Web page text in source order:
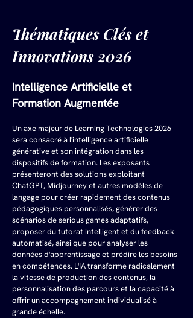
Thématiques Clés et
Innovations 2026
Intelligence Artificielle et
Formation Augmentée
Un axe majeur de Learning Technologies 2026
sera consacré à l'intelligence artificielle
générative et son intégration dans les
dispositifs de formation. Les exposants
présenteront des solutions exploitant
ChatGPT, Midjourney et autres modèles de
langage pour créer rapidement des contenus
pédagogiques personnalisés, générer des
scénarios de serious games adaptatifs,
proposer du tutorat intelligent et du feedback
automatisé, ainsi que pour analyser les
données d'apprentissage et prédire les besoins
en compétences. L'IA transforme radicalement
la vitesse de production des contenus, la
personnalisation des parcours et la capacité à
offrir un accompagnement individualisé à
grande échelle.